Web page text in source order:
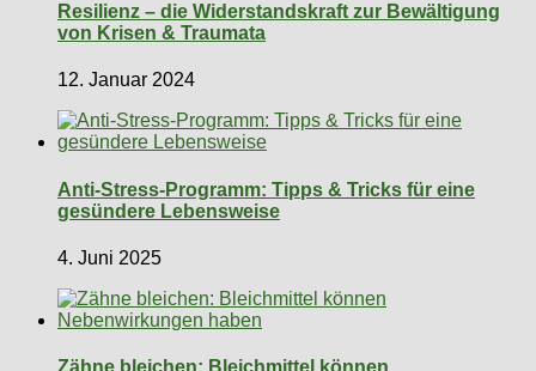
Resilienz – die Widerstandskraft zur Bewältigung
von Krisen & Traumata
12. Januar 2024
Anti-Stress-Programm: Tipps & Tricks für eine
gesündere Lebensweise
4. Juni 2025